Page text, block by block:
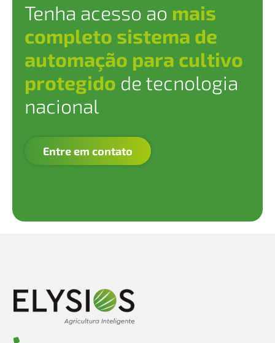
Tenha acesso ao mais
completo sistema de
automação para cultivo
protegido de tecnologia
nacional
Entre em contato